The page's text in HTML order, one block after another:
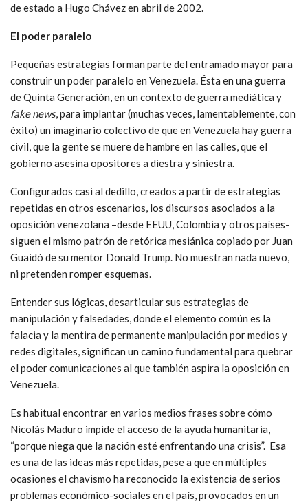
de estado a Hugo Chávez en abril de 2002.
El poder paralelo
Pequeñas estrategias forman parte del entramado mayor para
construir un poder paralelo en Venezuela. Ésta en una guerra
de Quinta Generación, en un contexto de guerra mediática y
fake news, para implantar (muchas veces, lamentablemente, con
éxito) un imaginario colectivo de que en Venezuela hay guerra
civil, que la gente se muere de hambre en las calles, que el
gobierno asesina opositores a diestra y siniestra.
Configurados casi al dedillo, creados a partir de estrategias
repetidas en otros escenarios, los discursos asociados a la
oposición venezolana –desde EEUU, Colombia y otros países-
siguen el mismo patrón de retórica mesiánica copiado por Juan
Guaidó de su mentor Donald Trump. No muestran nada nuevo,
ni pretenden romper esquemas.
Entender sus lógicas, desarticular sus estrategias de
manipulación y falsedades, donde el elemento común es la
falacia y la mentira de permanente manipulación por medios y
redes digitales, significan un camino fundamental para quebrar
el poder comunicaciones al que también aspira la oposición en
Venezuela.
Es habitual encontrar en varios medios frases sobre cómo
Nicolás Maduro impide el acceso de la ayuda humanitaria,
“porque niega que la nación esté enfrentando una crisis”. Esa
es una de las ideas más repetidas, pese a que en múltiples
ocasiones el chavismo ha reconocido la existencia de serios
problemas económico-sociales en el país, provocados en un